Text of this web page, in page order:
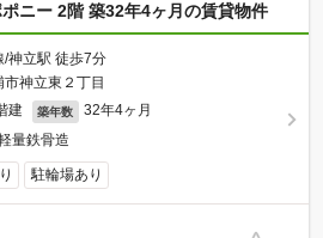
ポニー 2階 築32年4ヶ月の賃貸物件
/神立駅 徒歩7分
神立東２丁目
建 築年数 32年4ヶ月
量鉄骨造
駐輪場あり